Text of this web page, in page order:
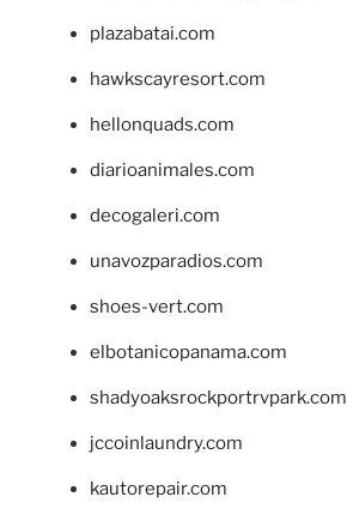
plazabatai.com
hawkscayresort.com
hellonquads.com
diarioanimales.com
decogaleri.com
unavozparadios.com
shoes-vert.com
elbotanicopanama.com
shadyoaksrockportrvpark.com
jccoinlaundry.com
kautorepair.com